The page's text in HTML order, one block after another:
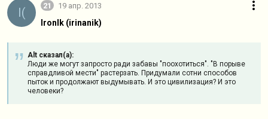
I( 21 19 апр. 2013
IronIk (irinanik)
Alt сказал(а):
Люди же могут запросто ради забавы "поохотиться". "В порыве
справдливой мести" растерзать. Придумали сотни способов
пыток и продолжают выдумывать. И это цивилизация? И это
человеки?